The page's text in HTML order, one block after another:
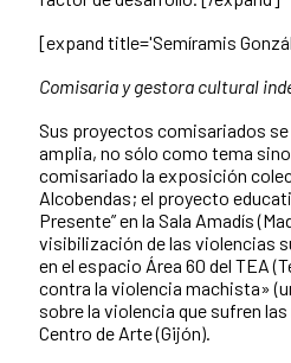
[expand title='Semíramis
Comisaria y gestora cultural
Sus proyectos comisariados
amplia, no sólo como tema
comisariado la exposición
Alcobendas; el proyecto
Presente” en la Sala Amadís
visibilización de las violencias
en el espacio Área 60 del TEA
contra la violencia machista»
sobre la violencia que sufren
Centro de Arte (Gijón).